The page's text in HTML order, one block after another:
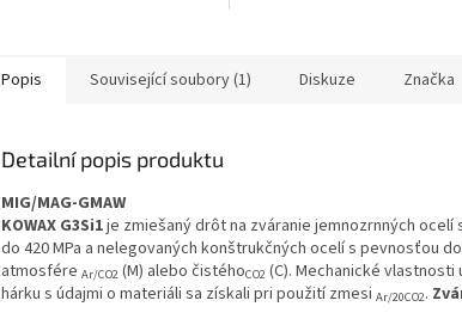
Popis Související soubory (1) Diskuze Značka
Detailní popis produktu
MIG/MAG-GMAW
KOWAX G3Si1je zmiešaný drôt na zváranie jemnozrnných ocelí
do 420 MPa a nelegovaných konštrukčných ocelí s pevnosťou do
atmosfére Ar/CO2 (M) alebo čistéhoCO2 (C). Mechanické
hárku s údajmi o materiáli sa získali pri použití zmesi Ar/20CO2.